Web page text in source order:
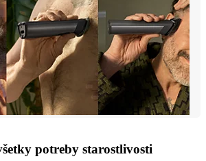
potreby starostlivosti